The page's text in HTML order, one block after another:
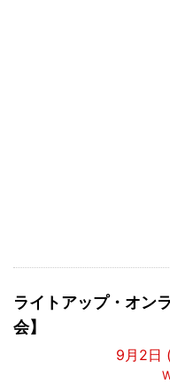
ライトアップ・オン
会】
9月2日